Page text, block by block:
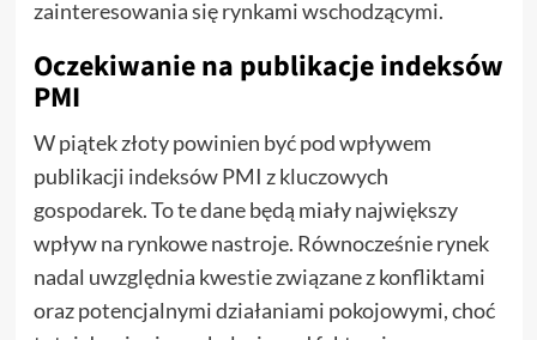
zainteresowania się rynkami wschodzącymi.
Oczekiwanie na publikacje indeksów
PMI
W piątek złoty powinien być pod wpływem
publikacji indeksów PMI z kluczowych
gospodarek. To te dane będą miały największy
wpływ na rynkowe nastroje. Równocześnie rynek
nadal uwzględnia kwestie związane z konfliktami
oraz potencjalnymi działaniami pokojowymi, choć